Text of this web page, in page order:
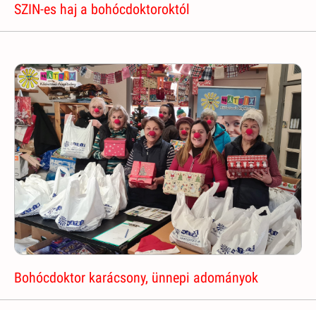
SZIN-es haj a bohócdoktoroktól
Bohócdoktor karácsony, ünnepi adományok